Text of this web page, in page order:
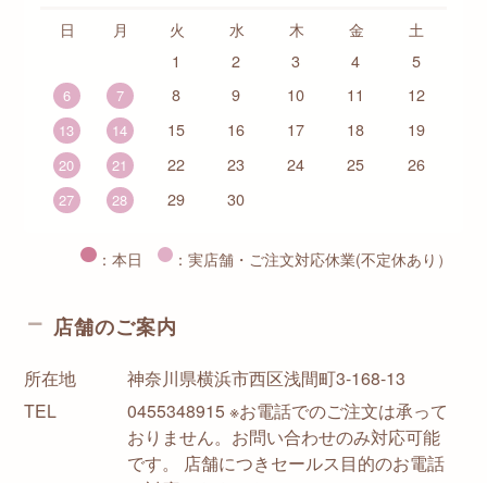
日 月 火 水 木 金
土
1
2 3 4 5
6 7 8 9 10 11 12
13 14 15 16 17 18 19
20 21 22 23 24 25 26
27 28 29 30
：本日 ：実店舗・ご注文対応休業(不定休あり）
店舗のご案内
所在地
神奈川県横浜市西区浅間町3-168-13
TEL
0455348915 ※お電話でのご注文は承って
おりません。お問い合わせのみ対応可能
です。 店舗につきセールス目的のお電話